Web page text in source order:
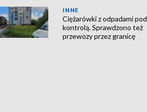
INNE
Ciężarówki z odpadami pod
kontrolą. Sprawdzono też
przewozy przez granicę